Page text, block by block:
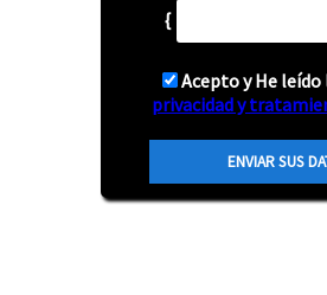
{
Acepto y He leído
privacidad y